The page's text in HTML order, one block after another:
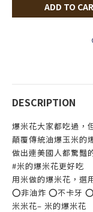
ADD TO
DESCRIPTION
爆米花大家都吃過，
顛覆傳統油爆玉米的
做出連美國人都驚豔
#米的爆米花更好吃
用米做的爆米花，選
⭕️非油炸 ⭕️不卡牙
米米花– 米的爆米花